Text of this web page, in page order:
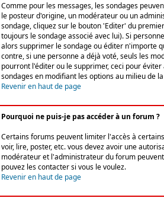
Comme pour les messages, les sondages
le posteur d'origine, un modérateur ou un
sondage, cliquez sur le bouton 'Editer' du
toujours le sondage associé avec lui). Si
alors supprimer le sondage ou éditer n'importe
contre, si une personne a déjà voté, seuls les
pourront l'éditer ou le supprimer, ceci pour
sondages en modifiant les options au milieu de
Revenir en haut de page
Pourquoi ne puis-je pas accéder à un forum ?
Certains forums peuvent limiter l'accès à
voir, lire, poster, etc. vous devez avoir une
modérateur et l'administrateur du forum
pouvez les contacter si vous le voulez.
Revenir en haut de page